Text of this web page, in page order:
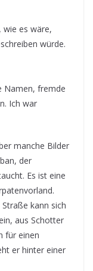
wie es wäre,
würde.
Namen, fremde
Ich war
manche Bilder
der
Es ist eine
kann sich
aus Schotter
für einen
er hinter einer